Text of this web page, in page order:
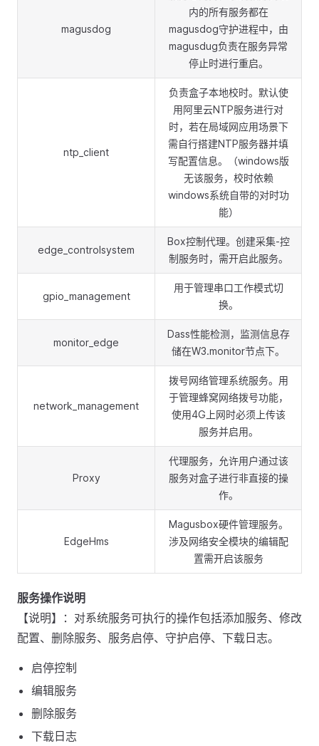
magusdog
内的所有服务都在
magusdog守护进程中，由
magusdug负责在服务异常
停止时进行重启。
ntp_client
负责盒子本地校时。默认使
用阿里云NTP服务进行对
时，若在局域网应用场景下
需自行搭建NTP服务器并填
写配置信息。（windows版
无该服务，校时依赖
windows系统自带的对时功
能）
edge_controlsystem
Box控制代理。创建采集-控
制服务时，需开启此服务。
gpio_management
用于管理串口工作模式切
换。
monitor_edge
Dass性能检测，监测信息存
储在W3.monitor节点下。
network_management
拨号网络管理系统服务。用
于管理蜂窝网络拨号功能，
使用4G上网时必须上传该
服务并启用。
Proxy
代理服务，允许用户通过该
服务对盒子进行非直接的操
作。
EdgeHms
Magusbox硬件管理服务。
涉及网络安全模块的编辑配
置需开启该服务
服务操作说明
【说明】：对系统服务可执行的操作包括添加服务、修改
配置、删除服务、服务启停、守护启停、下载日志。
启停控制
编辑服务
删除服务
下载日志